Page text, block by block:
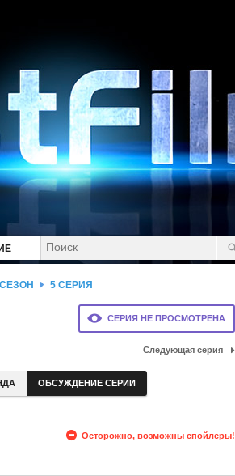
СЕРИЯ НЕ ПРОСМОТРЕНА
5 СЕРИЯ
Следующая серия
ОБСУЖДЕНИЕ СЕРИИ
Осторожно, возможны спойлеры!